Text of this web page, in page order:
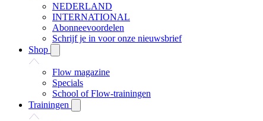
NEDERLAND
INTERNATIONAL
Abonneevoordelen
Schrijf je in voor onze nieuwsbrief
Shop
Flow magazine
Specials
School of Flow-trainingen
Trainingen